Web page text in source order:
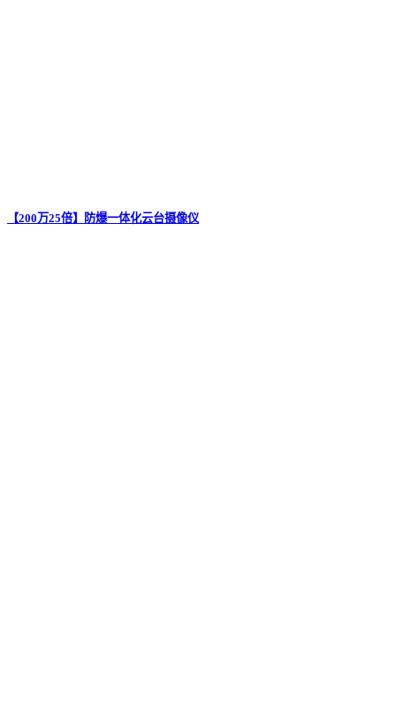
【200万25倍】防爆一体化云台摄像仪